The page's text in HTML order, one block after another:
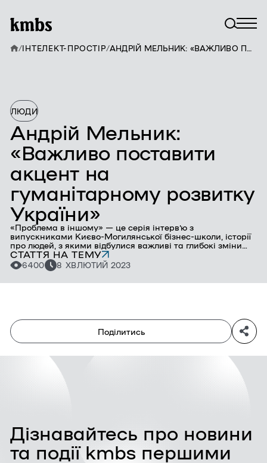
ЛЮДИ
Андрій Мельник:
«Важливо поставити
акцент на
гуманітарному розвитку
України»
«Проблема в іншому» — це серія інтерв’ю з
випускниками Києво-Могилянської бізнес-школи, історії
про людей, з якими відбулися важливі та глибокі зміни
масштабу мислення. У черговому випуску подкасту
«Проблема в іншому» Андрій Сусленко поспілкувався з
Андрієм Мельником, засновником Cowo.guru та
СТАТТЯ НА ТЕМУ
6400 8 ХВЛЮТИЙ 2023
/ІНТЕЛЕКТ-ПРОСТІР/ АНДРІЙ МЕЛЬНИК: «ВАЖЛИВО ПОСТАВИТИ АКЦЕНТ НА ГУМАНІТАРНОМУ РОЗВИТКУ УКРАЇНИ»
Поділитись
Дізнавайтесь про новини
та події kmbs першими